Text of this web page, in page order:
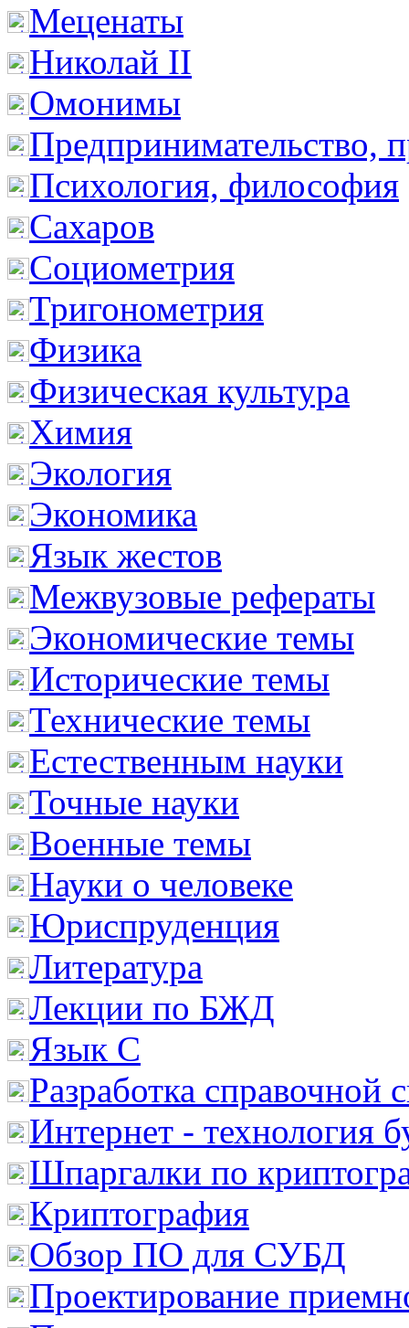
Меценаты
Николай II
Омонимы
Предпринимательство,
Психология, философия
Сахаров
Социометрия
Тригонометрия
Физика
Физическая культура
Химия
Экология
Экономика
Язык жестов
Межвузовые рефераты
Экономические темы
Исторические темы
Технические темы
Естественным науки
Точные науки
Военные темы
Науки о человеке
Юриспруденция
Литература
Лекции по БЖД
Язык С
Разработка справочной
Интернет - технология
Шпаргалки по
Криптография
Обзор ПО для СУБД
Проектирование